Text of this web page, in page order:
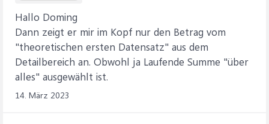
Hallo Doming
Dann zeigt er mir im Kopf nur den Betrag vom
"theoretischen ersten Datensatz" aus dem
Detailbereich an. Obwohl ja Laufende Summe "über
alles" ausgewählt ist.
14. März 2023